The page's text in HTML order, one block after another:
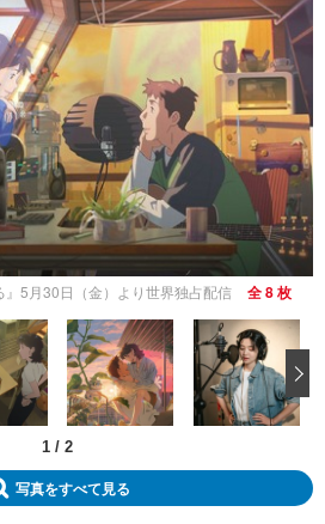
5月30日（金）より世界独占配信 全 8 枚
1 / 2
写真をすべて見る